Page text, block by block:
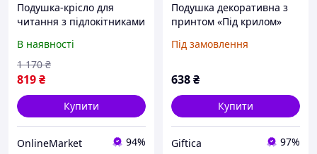
Подушка-крісло для
читання з підлокітниками
Бежевий / Подушка для
дивану / Ортопедична
подушка під спину
В наявності
819₴
1 170 ₴
Купити
OnlineMarket 94%
Подушка декоративна з
принтом «Під крилом»
(велюр), для дивана,
Під замовлення
638₴
Купити
Giftica 97%